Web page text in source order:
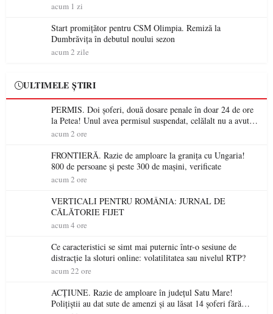
acum 1 zi
Start promițător pentru CSM Olimpia. Remiză la
Dumbrăvița în debutul noului sezon
acum 2 zile
ULTIMELE ȘTIRI
PERMIS. Doi șoferi, două dosare penale în doar 24 de ore
la Petea! Unul avea permisul suspendat, celălalt nu a avut
niciodată permis
acum 2 ore
FRONTIERĂ. Razie de amploare la granița cu Ungaria!
800 de persoane și peste 300 de mașini, verificate
acum 2 ore
VERTICALI PENTRU ROMÂNIA: JURNAL DE
CĂLĂTORIE FIJET
acum 4 ore
Ce caracteristici se simt mai puternic într-o sesiune de
distracție la sloturi online: volatilitatea sau nivelul RTP?
acum 22 ore
ACȚIUNE. Razie de amploare în județul Satu Mare!
Polițiștii au dat sute de amenzi și au lăsat 14 șoferi fără